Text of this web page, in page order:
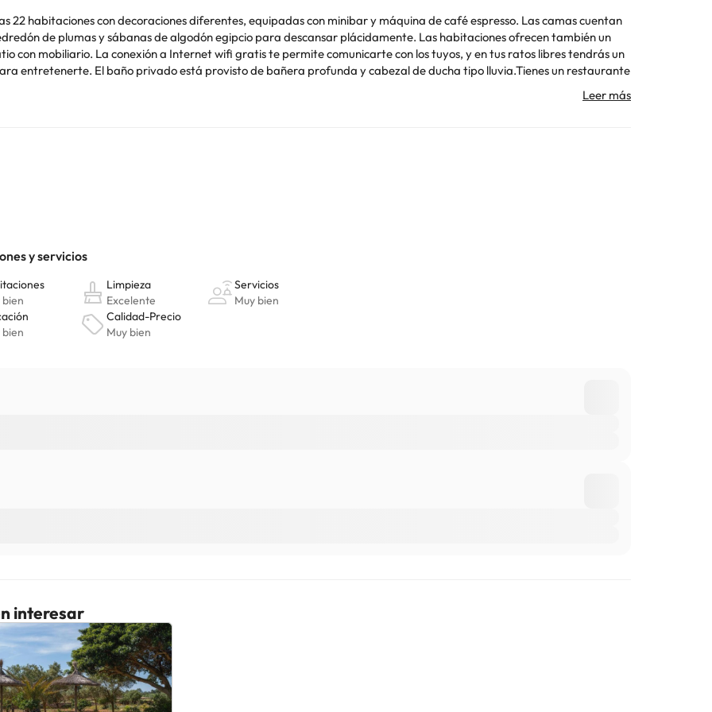
22 habitaciones con decoraciones diferentes, equipadas con minibar y máquina de café espresso. Las camas cuentan
de plumas y sábanas de algodón egipcio para descansar plácidamente. Las habitaciones ofrecen también un
con mobiliario. La conexión a Internet wifi gratis te permite comunicarte con los tuyos, y en tus ratos libres tendrás un
entretenerte. El baño privado está provisto de bañera profunda y cabezal de ducha tipo lluvia.Tienes un restaurante
si lo prefieres, puedes llamar al servicio de habitaciones con horario limitado de esta casa rural. Disfruta de tu bebida
Se ofrece un desayuno a la carta gratuito todos los días de 8:30 a 10:30.Tendrás check-in exprés, check-out exprés y
Puedes consultar sus tarifas directamente en el establecimiento. Toda la información de esta ficha está sujeta a
interesar